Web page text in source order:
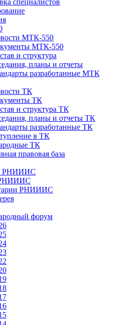
специалистов
МТК-550
МТК-550
и структура
планы и отчеты
разработанные МТК
ТК
ТК
и структура ТК
планы и отчеты ТК
разработанные ТК
в ТК
ТК
правовая база
РНИИИС
РНИИИС
форум